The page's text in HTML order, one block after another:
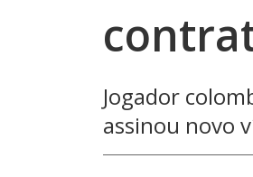
Jogador
assinou novo